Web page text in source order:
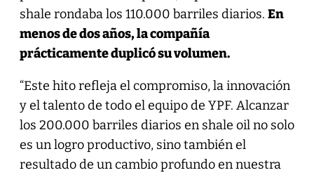
shale rondaba los 110.000 barriles diarios. En
menos de dos años, la compañía
prácticamente duplicó su volumen.
“Este hito refleja el compromiso, la innovación
y el talento de todo el equipo de YPF. Alcanzar
los 200.000 barriles diarios en shale oil no solo
es un logro productivo, sino también el
resultado de un cambio profundo en nuestra